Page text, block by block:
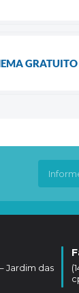
Jardim das